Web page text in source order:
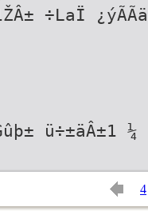
÷LaÏ
ü÷±äÂ±1
4